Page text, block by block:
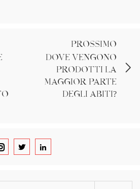
PROSSIMO
Dove vengono
prodotti la
maggior parte
degli abiti?